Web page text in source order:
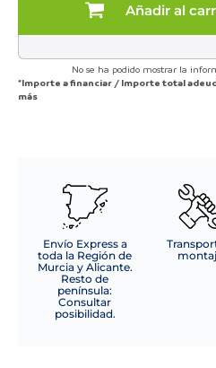
ENSACADO
cantidad
Añadir al
No se ha podido mostrar la
*Importe a financiar / Importe total
más
Envío Express a
toda la Región de
Murcia y Alicante.
Resto de
península:
Consultar
posibilidad.